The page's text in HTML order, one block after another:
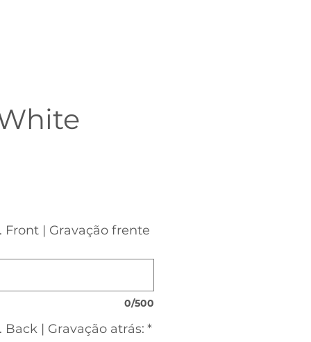
Front | Gravação frente
0/500
Back | Gravação atrás: *